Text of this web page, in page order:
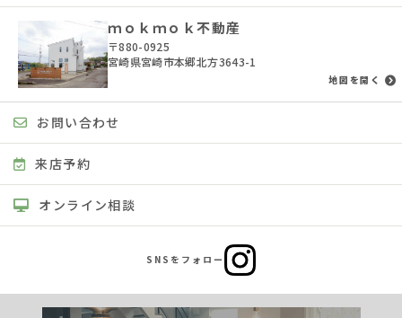
ｍｏｋｍｏｋ不動産
〒880-0925
宮崎県宮崎市本郷北方3643-1
地図を開く
お問い合わせ
来店予約
オンライン相談
SNSをフォロー